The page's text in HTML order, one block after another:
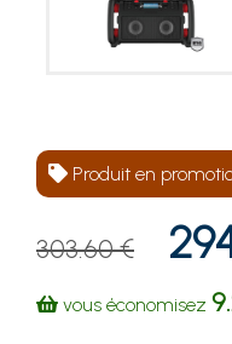
Produit en
303.60 €
vous économisez